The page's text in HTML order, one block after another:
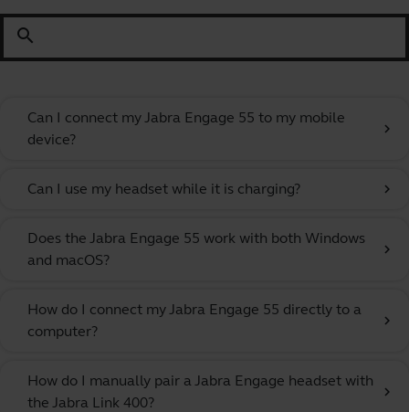
search
Can I connect my Jabra Engage 55 to my mobile
device?
chevron_right
Can I use my headset while it is charging? chevron_right
Does the Jabra Engage 55 work with both Windows
and macOS?
chevron_right
How do I connect my Jabra Engage 55 directly to a
computer?
chevron_right
How do I manually pair a Jabra Engage headset with
the Jabra Link 400?
chevron_right